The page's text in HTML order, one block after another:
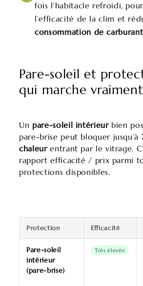
fois l’habitacle refroidi,
l’efficacité de la clim et
consommation de carburant
Pare-soleil et
qui marche vraiment
Un pare-soleil intérieurbien
pare-brise peut bloquer jusqu’à
chaleurentrant par le vitrage.
rapport efficacité / prix parmi
protections disponibles.
Protection Efficacité
Pare-soleil
intérieur
(pare-brise)
Très élevée